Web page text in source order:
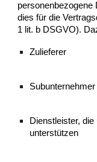
personenbezogene
dies für die
1 lit. b DSGVO).
Zulieferer
Subunternehmer
Dienstleister,
unterstützen